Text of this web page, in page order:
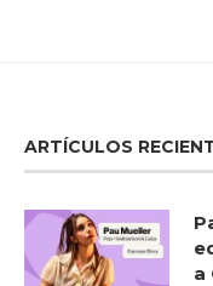
ARTÍCULOS
a